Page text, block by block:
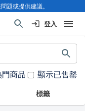
題或提供建議。
登入
門商品 顯示已售罄
標籤